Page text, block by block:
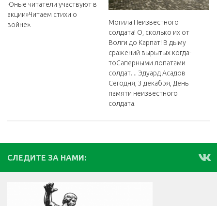
Юные читатели участвуют в
акции»Читаем стихи о
войне».
Могила Неизвестного
солдата! О, сколько их от
Волги до Карпат! В дыму
сражений вырытых когда-
тоСаперными лопатами
солдат. .. Эдуард Асадов️
Сегодня, 3 декабря, День
памяти неизвестного
солдата.
СЛЕДИТЕ ЗА НАМИ: